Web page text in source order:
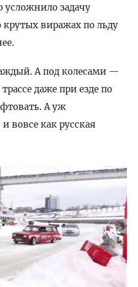
усложнило задачу
виражах по льду
А под колесами —
даже при езде по
А уж
вовсе как русская